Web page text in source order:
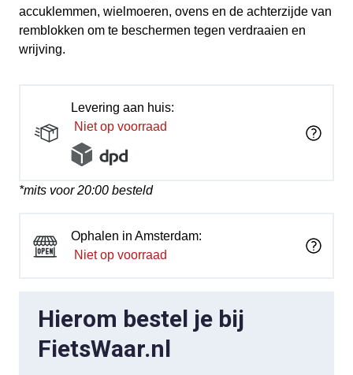
accuklemmen, wielmoeren, ovens en de achterzijde van
remblokken om te beschermen tegen verdraaien en
wrijving.
Levering aan huis:
Niet op voorraad
*mits voor 20:00 besteld
Ophalen in Amsterdam:
Niet op voorraad
Hierom bestel je bij
FietsWaar.nl